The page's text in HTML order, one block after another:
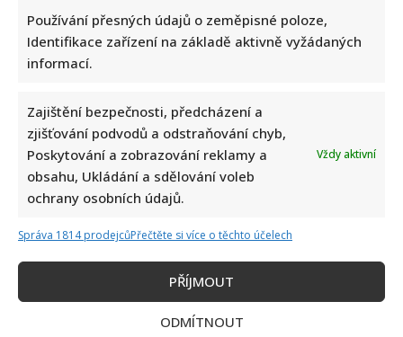
Používání přesných údajů o zeměpisné poloze,
Identifikace zařízení na základě aktivně vyžádaných
informací.
Zajištění bezpečnosti, předcházení a
zjišťování podvodů a odstraňování chyb,
Poskytování a zobrazování reklamy a
obsahu, Ukládání a sdělování voleb
ochrany osobních údajů.
Vždy aktivní
Správa 1814 prodejcůPřečtěte si více o těchto účelech
PŘÍJMOUT
ODMÍTNOUT
vlasy ani vousy mu vůbec neuškodí
Miloš Zeman se opět pustil do Petra Pavla: Jeho kritika
spustila divoké hádky mezi komentujícími